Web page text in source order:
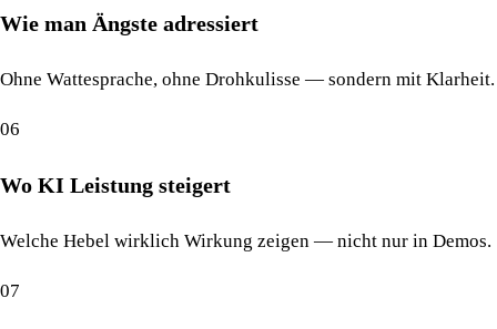
Wie man Ängste adressiert
Ohne Wattesprache, ohne Drohkulisse — sondern mit Klarheit.
06
Wo KI Leistung steigert
Welche Hebel wirklich Wirkung zeigen — nicht nur in Demos.
07